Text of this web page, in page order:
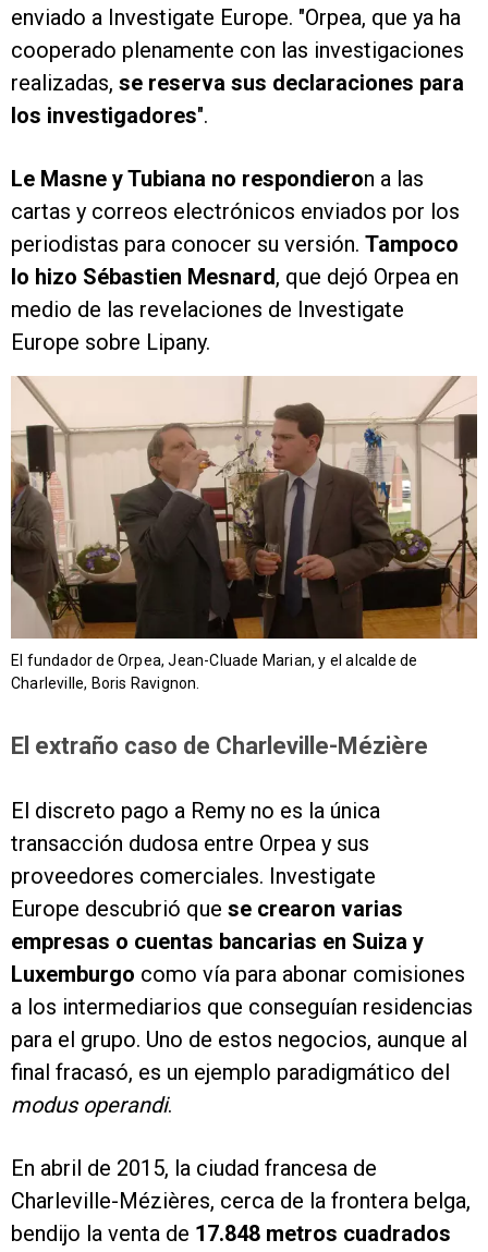
enviado a Investigate Europe. "Orpea, que ya ha
cooperado plenamente con las investigaciones
realizadas, se reserva sus declaraciones para
los investigadores".
Le Masne y Tubiana no respondieron a las
cartas y correos electrónicos enviados por los
periodistas para conocer su versión. Tampoco
lo hizo Sébastien Mesnard, que dejó Orpea en
medio de las revelaciones de Investigate
Europe sobre Lipany.
El fundador de Orpea, Jean-Cluade Marian, y el alcalde de
Charleville, Boris Ravignon.
El extraño caso de Charleville-Mézière
El discreto pago a Remy no es la única
transacción dudosa entre Orpea y sus
proveedores comerciales. Investigate
Europe descubrió que se crearon varias
empresas o cuentas bancarias en Suiza y
Luxemburgo como vía para abonar comisiones
a los intermediarios que conseguían residencias
para el grupo. Uno de estos negocios, aunque al
final fracasó, es un ejemplo paradigmático del
modus operandi.
En abril de 2015, la ciudad francesa de
Charleville-Mézières, cerca de la frontera belga,
bendijo la venta de 17.848 metros cuadrados